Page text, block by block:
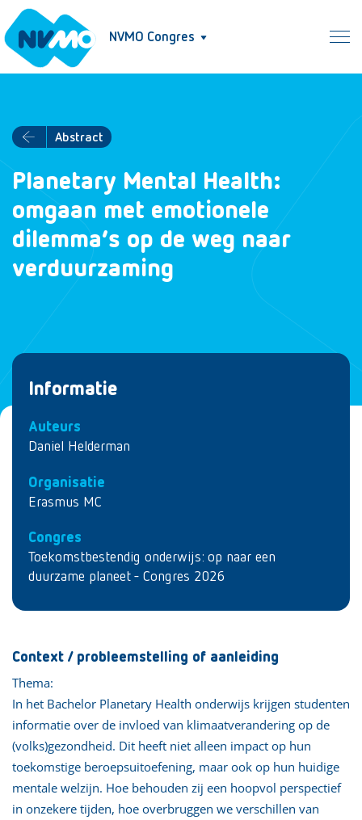
NVMO Congres
Abstract
Planetary Mental Health:
omgaan met emotionele
dilemma’s op de weg naar
verduurzaming
Informatie
Auteurs
Daniel Helderman
Organisatie
Erasmus MC
Congres
Toekomstbestendig onderwijs: op naar een
duurzame planeet - Congres 2026
Context / probleemstelling of aanleiding
Thema:
In het Bachelor Planetary Health onderwijs krijgen studenten
informatie over de invloed van klimaatverandering op de
(volks)gezondheid. Dit heeft niet alleen impact op hun
toekomstige beroepsuitoefening, maar ook op hun huidige
mentale welzijn. Hoe behouden zij een hoopvol perspectief
in onzekere tijden, hoe overbruggen we verschillen van